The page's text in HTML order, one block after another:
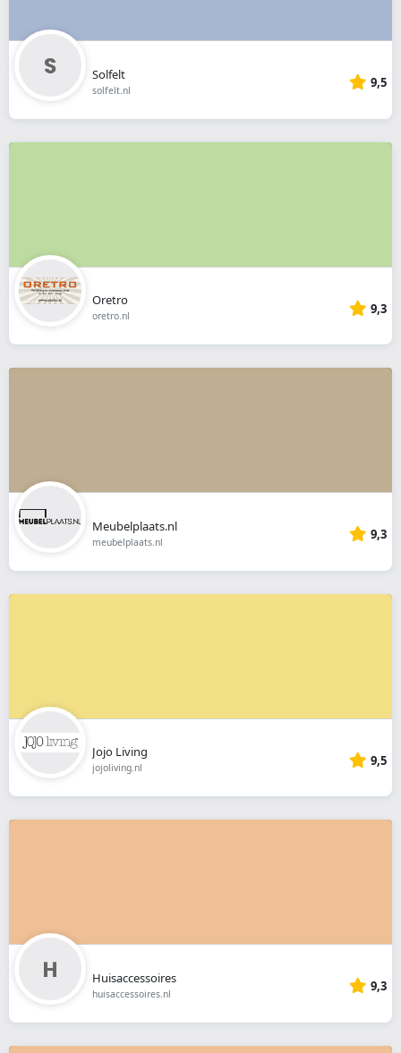
Solfelt
solfelt.nl 9,5
Oretro
oretro.nl 9,3
Meubelplaats.nl
meubelplaats.nl 9,3
Jojo Living
jojoliving.nl 9,5
Huisaccessoires
huisaccessoires.nl 9,3